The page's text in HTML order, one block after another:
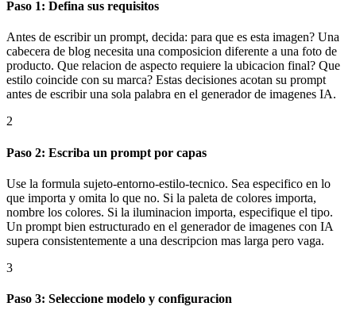
Paso 1: Defina sus requisitos
Antes de escribir un prompt, decida: para que es esta imagen? Una
cabecera de blog necesita una composicion diferente a una foto de
producto. Que relacion de aspecto requiere la ubicacion final? Que
estilo coincide con su marca? Estas decisiones acotan su prompt
antes de escribir una sola palabra en el generador de imagenes IA.
2
Paso 2: Escriba un prompt por capas
Use la formula sujeto-entorno-estilo-tecnico. Sea especifico en lo
que importa y omita lo que no. Si la paleta de colores importa,
nombre los colores. Si la iluminacion importa, especifique el tipo.
Un prompt bien estructurado en el generador de imagenes con IA
supera consistentemente a una descripcion mas larga pero vaga.
3
Paso 3: Seleccione modelo y configuracion